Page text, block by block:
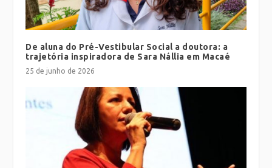
De aluna do Pré-Vestibular Social a doutora: a
trajetória inspiradora de Sara Nállia em Macaé
25 de junho de 2026